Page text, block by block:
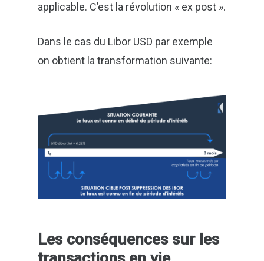
applicable. C’est la révolution « ex post ».
Dans le cas du Libor USD par exemple
on obtient la transformation suivante:
Les conséquences sur les